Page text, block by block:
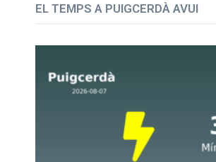
EL TEMPS A PUIGCERDÀ AVUI